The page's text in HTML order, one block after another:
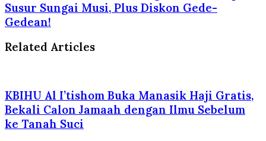
Susur Sungai Musi, Plus Diskon Gede-
Gedean!
Related Articles
KBIHU Al I’tishom Buka Manasik Haji Gratis,
Bekali Calon Jamaah dengan Ilmu Sebelum
ke Tanah Suci